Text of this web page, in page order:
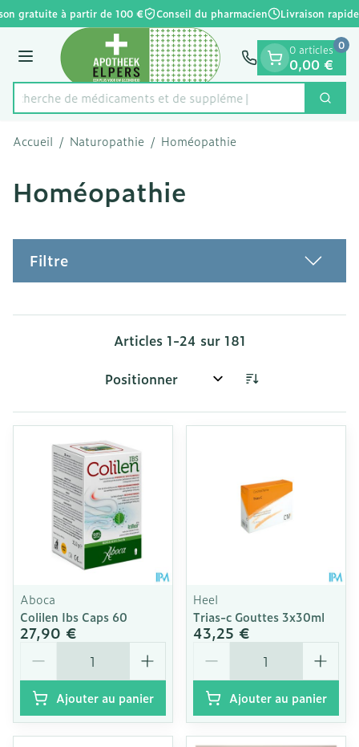
Aller au contenu
1 de 1
gratuite à partir de 100 € Conseil du pharmacien Livraison rapide
Menu
Rechercher
Recherche de médicam
0 articles
0,00 €
0
Accueil / Naturopathie / Homéopathie
Homéopathie
Filtre
Articles 1-24 sur 181
Trier par:
Aboca
Colilen Ibs Caps 60
27,90 €
Ajouter au panier
Heel
Trias-c Gouttes 3x30ml
43,25 €
Ajouter au panier